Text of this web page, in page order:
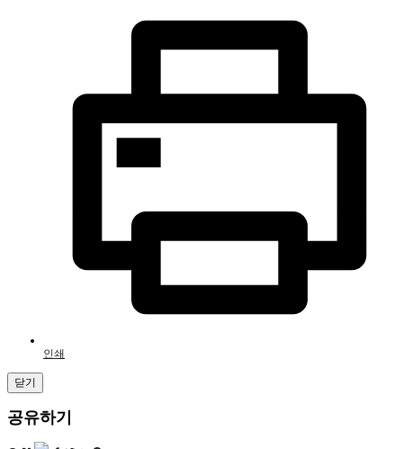
인쇄
닫기
공유하기